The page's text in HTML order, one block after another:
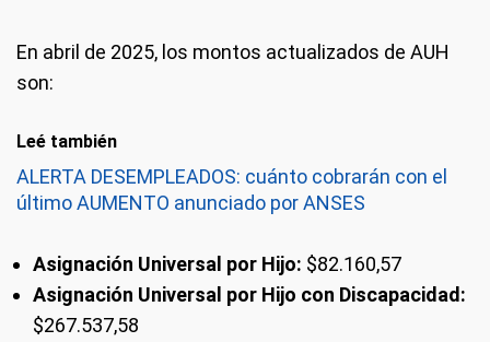
En abril de 2025, los montos actualizados de AUH
son:
Leé también
ALERTA DESEMPLEADOS: cuánto cobrarán con el
último AUMENTO anunciado por ANSES
Asignación Universal por Hijo: $82.160,57
Asignación Universal por Hijo con Discapacidad:
$267.537,58